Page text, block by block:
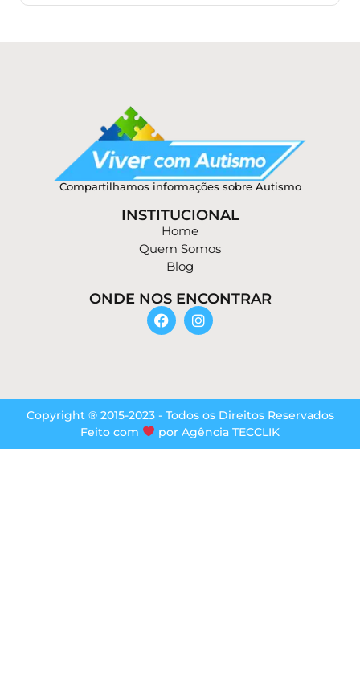
Compartilhamos informações sobre Autismo
INSTITUCIONAL
Home
Quem Somos
Blog
ONDE NOS ENCONTRAR
Copyright ® 2015-2023 - Todos os Direitos Reservados
Feito com
por Agência TECCLIK